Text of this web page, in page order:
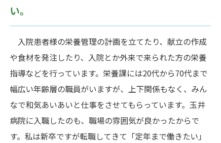
い。
入院患者様の栄養管理の計画を立てたり、献立の作成
や食材を発注したり、入院とか外来で来られた方の栄養
指導などを行っています。栄養課には20代から70代まで
幅広い年齢層の職員がいますが、上下関係もなく、みん
なで和気あいあいと仕事をさせてもらっています。玉井
病院に入職したのも、職場の雰囲気が良かったからで
す。私は新卒ですが転職してきて「定年まで働きたい」